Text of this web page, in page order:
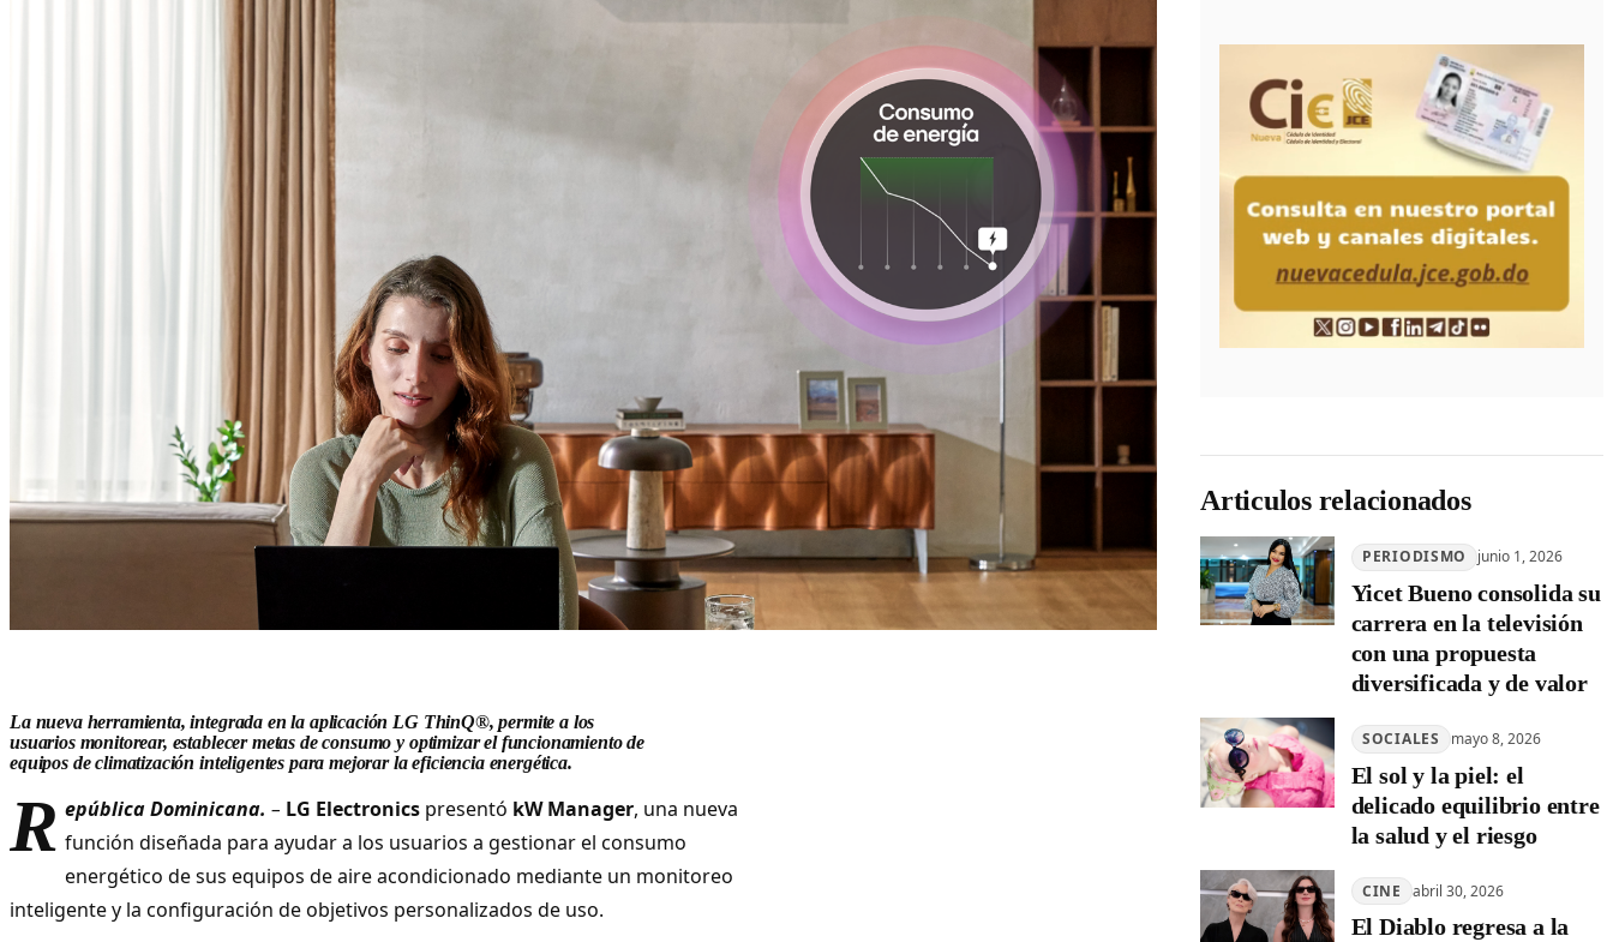
La nueva herramienta, integrada en la aplicación LG ThinQ®, permite a los
usuarios monitorear, establecer metas de consumo y optimizar el funcionamiento de
equipos de climatización inteligentes para mejorar la eficiencia energética.
R epública Dominicana. – LG Electronicspresentó kW Manager, una nueva
función diseñada para ayudar a los usuarios a gestionar el consumo
energético de sus equipos de aire acondicionado mediante un monitoreo
inteligente y la configuración de objetivos personalizados de uso.
Articulos relacionados
PERIODISMO junio 1, 2026
Yicet Bueno consolida su
carrera en la televisión
con una propuesta
diversificada y de valor
SOCIALES mayo 8, 2026
El sol y la piel: el
delicado equilibrio entre
la salud y el riesgo
CINE abril 30, 2026
El Diablo regresa a la